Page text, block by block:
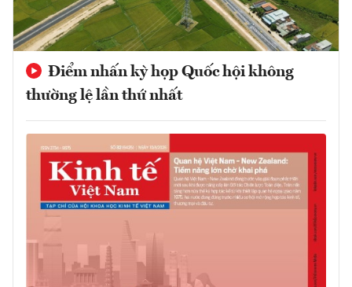
Điểm nhấn kỳ họp Quốc hội không
thường lệ lần thứ nhất